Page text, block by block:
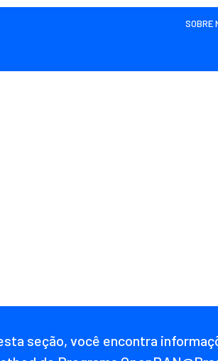
SOBRE
seção, você encontra